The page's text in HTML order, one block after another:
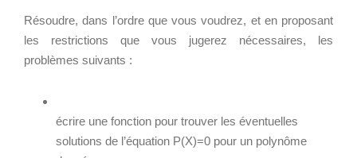
Résoudre, dans l’ordre que vous voudrez, et en proposant
les restrictions que vous jugerez nécessaires, les
problèmes suivants :
écrire une fonction pour trouver les éventuelles
solutions de l’équation P(X)=0 pour un polynôme